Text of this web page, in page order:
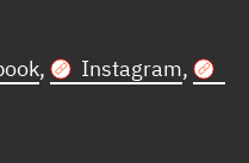
, Instagram,